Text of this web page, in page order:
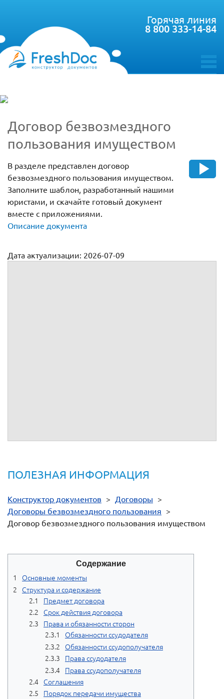
toggle
Горячая линия
8 800 333-14-84
Договор безвозмездного
пользования имуществом
В разделе представлен договор
безвозмездного пользования имуществом.
Заполните шаблон, разработанный нашими
юристами, и скачайте готовый документ
вместе с приложениями.
Описание документа
Дата актуализации: 2026-07-09
ПОЛЕЗНАЯ ИНФОРМАЦИЯ
Конструктор документов > Договоры >
Договоры безвозмездного пользования >
Договор безвозмездного пользования имуществом
Содержание
Основные моменты
Структура и содержание
Предмет договора
Срок действия договора
Права и обязанности сторон
Обязанности ссудодателя
Обязанности ссудополучателя
Права ссудодателя
Права ссудополучателя
Соглашения
Порядок передачи имущества